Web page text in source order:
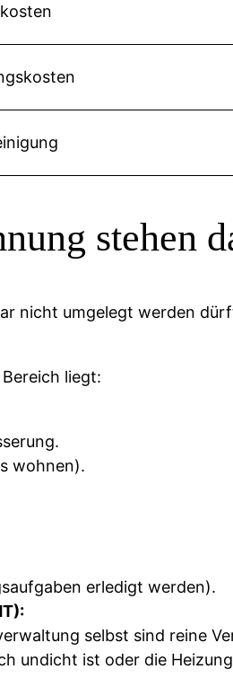
stehen
nicht umgelegt werden
liegt:
wohnen).
erledigt werden).
selbst sind reine
undicht ist oder die